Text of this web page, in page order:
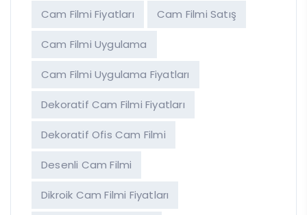
Cam Filmi Fiyatları Cam Filmi Satış
Cam Filmi Uygulama
Cam Filmi Uygulama Fiyatları
Dekoratif Cam Filmi Fiyatları
Dekoratif Ofis Cam Filmi
Desenli Cam Filmi
Dikroik Cam Filmi Fiyatları